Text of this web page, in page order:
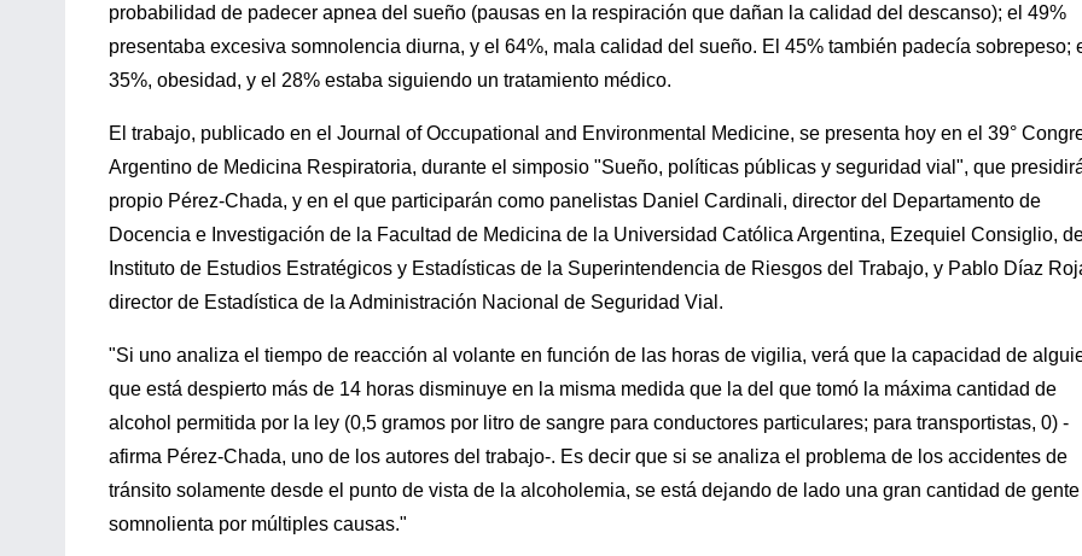
probabilidad de padecer apnea del sueño (pausas en la respiración que dañan la calidad del descanso); el 49%
presentaba excesiva somnolencia diurna, y el 64%, mala calidad del sueño. El 45% también padecía sobrepeso;
35%, obesidad, y el 28% estaba siguiendo un tratamiento médico.
El trabajo, publicado en el Journal of Occupational and Environmental Medicine, se presenta hoy en el 39°
Argentino de Medicina Respiratoria, durante el simposio "Sueño, políticas públicas y seguridad vial", que
propio Pérez-Chada, y en el que participarán como panelistas Daniel Cardinali, director del Departamento de
Docencia e Investigación de la Facultad de Medicina de la Universidad Católica Argentina, Ezequiel Consiglio,
Instituto de Estudios Estratégicos y Estadísticas de la Superintendencia de Riesgos del Trabajo, y Pablo Díaz
director de Estadística de la Administración Nacional de Seguridad Vial.
"Si uno analiza el tiempo de reacción al volante en función de las horas de vigilia, verá que la capacidad de
que está despierto más de 14 horas disminuye en la misma medida que la del que tomó la máxima cantidad de
alcohol permitida por la ley (0,5 gramos por litro de sangre para conductores particulares; para transportistas, 0) -
afirma Pérez-Chada, uno de los autores del trabajo-. Es decir que si se analiza el problema de los accidentes de
tránsito solamente desde el punto de vista de la alcoholemia, se está dejando de lado una gran cantidad de gente
somnolienta por múltiples causas."